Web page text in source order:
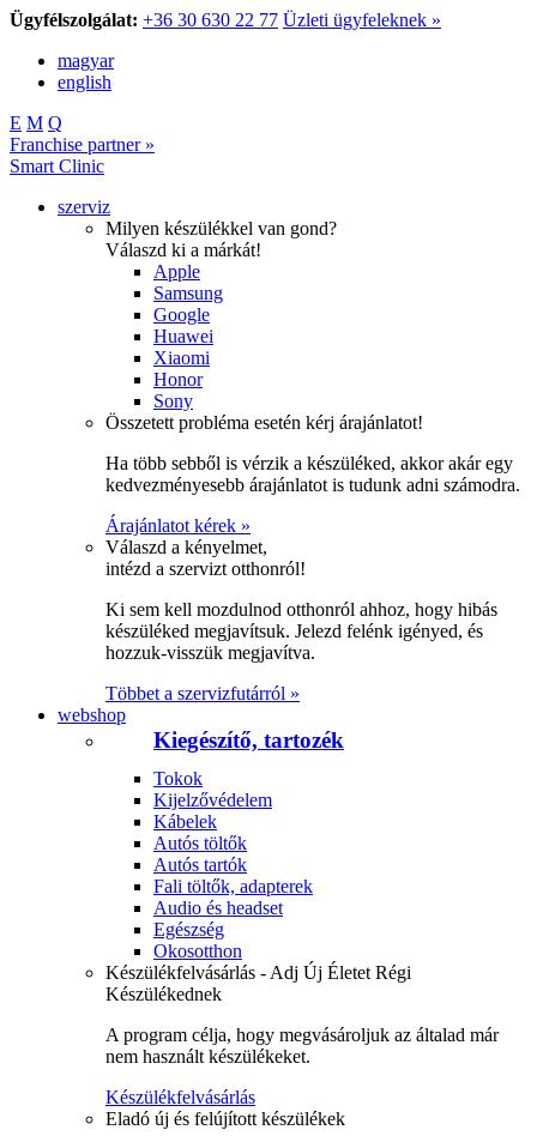
Ügyfélszolgálat: +36 30 630 22 77 Üzleti ügyfeleknek »
magyar
english
E M Q
Franchise partner »
Smart Clinic
szerviz
Milyen készülékkel van gond?
Válaszd ki a márkát!
Apple
Samsung
Google
Huawei
Xiaomi
Honor
Sony
Összetett probléma esetén kérj árajánlatot!
Ha több sebből is vérzik a készüléked, akkor akár egy
kedvezményesebb árajánlatot is tudunk adni számodra.
Árajánlatot kérek »
Válaszd a kényelmet,
intézd a szervizt otthonról!
Ki sem kell mozdulnod otthonról ahhoz, hogy hibás
készüléked megjavítsuk. Jelezd felénk igényed, és
hozzuk-visszük megjavítva.
Többet a szervizfutárról »
webshop
Kiegészítő, tartozék
Tokok
Kijelzővédelem
Kábelek
Autós töltők
Autós tartók
Fali töltők, adapterek
Audio és headset
Egészség
Okosotthon
Készülékfelvásárlás - Adj Új Életet Régi
Készülékednek
A program célja, hogy megvásároljuk az általad már
nem használt készülékeket.
Készülékfelvásárlás
Eladó új és felújított készülékek